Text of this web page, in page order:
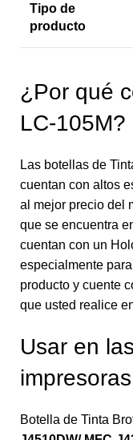
Tipo de
producto
¿Por qué
LC-105M?
Las botellas de
cuentan con altos
al mejor precio del
que se encuentra
cuentan con un
especialmente
producto y cuente
que usted realice
Usar en
impresoras
Botella de Tinta